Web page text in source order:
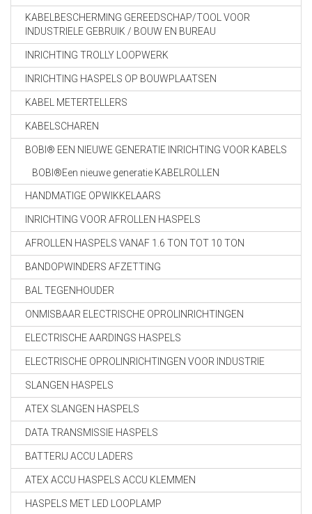
KABELBESCHERMING GEREEDSCHAP/TOOL VOOR
INDUSTRIELE GEBRUIK / BOUW EN BUREAU
INRICHTING TROLLY LOOPWERK
INRICHTING HASPELS OP BOUWPLAATSEN
KABEL METERTELLERS
KABELSCHAREN
BOBI® EEN NIEUWE GENERATIE INRICHTING VOOR KABELS
BOBI®Een nieuwe generatie KABELROLLEN
HANDMATIGE OPWIKKELAARS
INRICHTING VOOR AFROLLEN HASPELS
AFROLLEN HASPELS VANAF 1.6 TON TOT 10 TON
BANDOPWINDERS AFZETTING
BAL TEGENHOUDER
ONMISBAAR ELECTRISCHE OPROLINRICHTINGEN
ELECTRISCHE AARDINGS HASPELS
ELECTRISCHE OPROLINRICHTINGEN VOOR INDUSTRIE
SLANGEN HASPELS
ATEX SLANGEN HASPELS
DATA TRANSMISSIE HASPELS
BATTERIJ ACCU LADERS
ATEX ACCU HASPELS ACCU KLEMMEN
HASPELS MET LED LOOPLAMP